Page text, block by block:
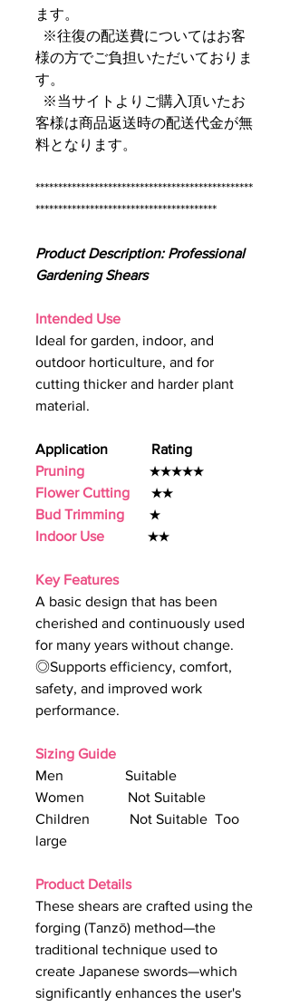
ます。
※往復の配送費についてはお客
様の方でご負担いただいておりま
す。
※当サイトよりご購入頂いたお
客様は商品返送時の配送代金が無
料となります。
************************************************
****************************************
Product Description: Professional
Gardening Shears
Intended Use
Ideal for garden, indoor, and
outdoor horticulture, and for
cutting thicker and harder plant
material.
Application Rating
Pruning
★★★★★
Flower Cutting ★★
Bud Trimming ★
Indoor Use ★★
Key Features
A basic design that has been
cherished and continuously used
for many years without change.
◎Supports efficiency, comfort,
safety, and improved work
performance.
Sizing Guide
Men Suitable
Women Not Suitable
Children Not Suitable Too
large
Product Details
These shears are crafted using the
forging (Tanzō) method—the
traditional technique used to
create Japanese swords—which
significantly enhances the user's